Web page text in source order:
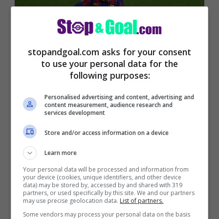
Calciomercato Inter: Messi
Mercato Inter: la
confessione di Piquè su
Messi
Il centrale potrebbe ancora arrivare
stopandgoal.com asks for your consent
to use your personal data for the
following purposes:
Personalised advertising and content, advertising and
content measurement, audience research and
services development
Store and/or access information on a device
Learn more
Your personal data will be processed and information from
your device (cookies, unique identifiers, and other device
data) may be stored by, accessed by and shared with 319
partners, or used specifically by this site. We and our partners
may use precise geolocation data. List of partners.
Some vendors may process your personal data on the basis